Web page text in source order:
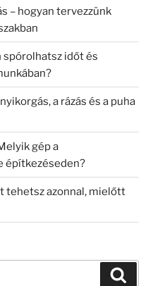
– hogyan tervezzünk
spórolhatsz időt és
a rázás és a puha
gép a
építkezéseden?
tehetsz azonnal, mielőtt